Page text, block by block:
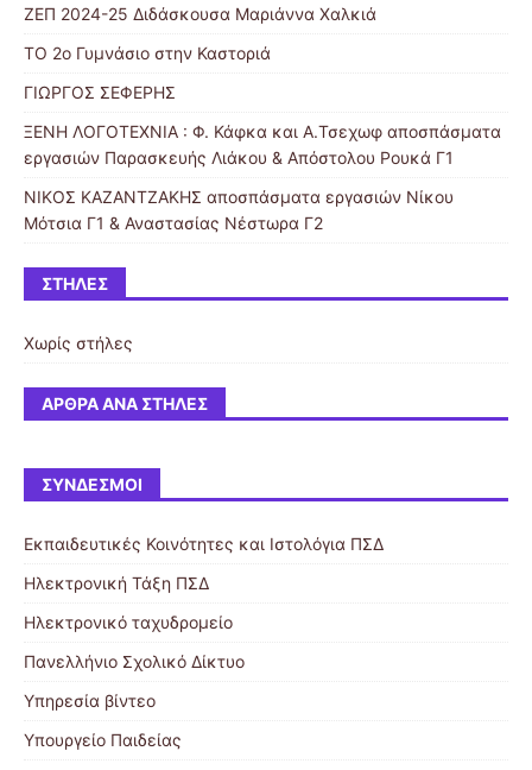
ΖΕΠ 2024-25 Διδάσκουσα Μαριάννα Χαλκιά
ΤΟ 2ο Γυμνάσιο στην Καστοριά
ΓΙΩΡΓΟΣ ΣΕΦΕΡΗΣ
ΞΕΝΗ ΛΟΓΟΤΕΧΝΙΑ : Φ. Κάφκα και A.Τσεχωφ αποσπάσματα
εργασιών Παρασκευής Λιάκου & Απόστολου Ρουκά Γ1
ΝΙΚΟΣ ΚΑΖΑΝΤΖΑΚΗΣ αποσπάσματα εργασιών Νίκου
Μότσια Γ1 & Αναστασίας Νέστωρα Γ2
ΣΤΉΛΕΣ
Χωρίς στήλες
ΆΡΘΡΑ ΑΝΆ ΣΤΉΛΕΣ
ΣΎΝΔΕΣΜΟΙ
Εκπαιδευτικές Κοινότητες και Ιστολόγια ΠΣΔ
Ηλεκτρονική Τάξη ΠΣΔ
Ηλεκτρονικό ταχυδρομείο
Πανελλήνιο Σχολικό Δίκτυο
Υπηρεσία βίντεο
Υπουργείο Παιδείας